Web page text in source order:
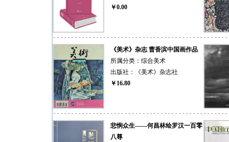
￥0.00
《美术》杂志 曹香滨中国画作品
所属分类： 综合美术
出版社：
《美术》杂志社
￥16.80
悲悯众生——何昌林绘罗汉一百零
八尊